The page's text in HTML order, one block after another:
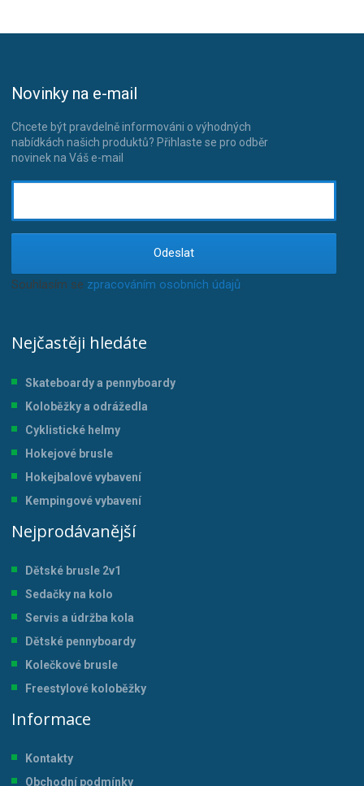
Novinky na e-mail
Chcete být pravdelně informováni o výhodných
nabídkách našich produktů? Přihlaste se pro odběr
novinek na Váš e-mail
Odeslat
Souhlasím se zpracováním osobních údajů.
Nejčastěji hledáte
Skateboardy a pennyboardy
Koloběžky a odrážedla
Cyklistické helmy
Hokejové brusle
Hokejbalové vybavení
Kempingové vybavení
Nejprodávanější
Dětské brusle 2v1
Sedačky na kolo
Servis a údržba kola
Dětské pennyboardy
Kolečkové brusle
Freestylové koloběžky
Informace
Kontakty
Obchodní podmínky